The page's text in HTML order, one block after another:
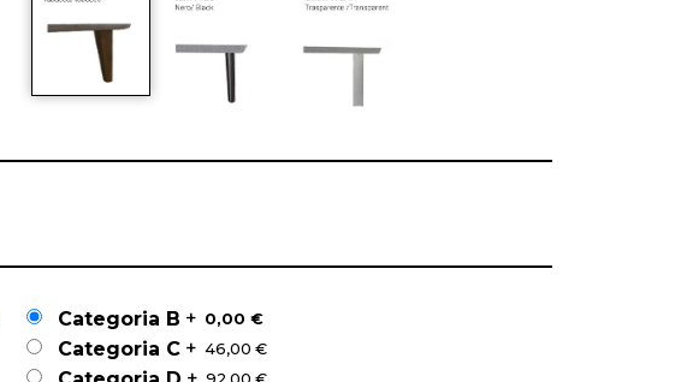
Categoria B + 0,00 €
Categoria C + 46,00 €